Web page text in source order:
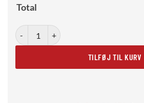
Total
Tipsy Pop – Espresso Martini antal
TILFØJ TIL KURV